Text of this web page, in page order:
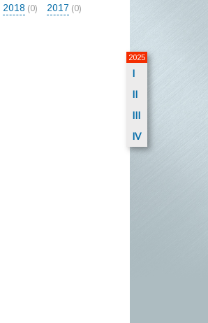
2018 (0) 2017 (0)
2025
I
II
III
IV